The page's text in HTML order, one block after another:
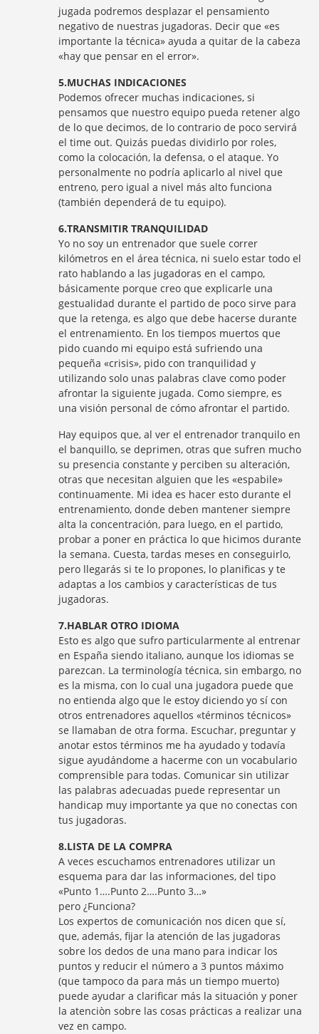
jugada podremos desplazar el pensamiento
negativo de nuestras jugadoras. Decir que «es
importante la técnica» ayuda a quitar de la cabeza
«hay que pensar en el error».
5.MUCHAS INDICACIONES
Podemos ofrecer muchas indicaciones, si
pensamos que nuestro equipo pueda retener algo
de lo que decimos, de lo contrario de poco servirá
el time out. Quizás puedas dividirlo por roles,
como la colocación, la defensa, o el ataque. Yo
personalmente no podría aplicarlo al nivel que
entreno, pero igual a nivel más alto funciona
(también dependerá de tu equipo).
6.TRANSMITIR TRANQUILIDAD
Yo no soy un entrenador que suele correr
kilómetros en el área técnica, ni suelo estar todo el
rato hablando a las jugadoras en el campo,
básicamente porque creo que explicarle una
gestualidad durante el partido de poco sirve para
que la retenga, es algo que debe hacerse durante
el entrenamiento. En los tiempos muertos que
pido cuando mi equipo está sufriendo una
pequeña «crisis», pido con tranquilidad y
utilizando solo unas palabras clave como poder
afrontar la siguiente jugada. Como siempre, es
una visión personal de cómo afrontar el partido.
Hay equipos que, al ver el entrenador tranquilo en
el banquillo, se deprimen, otras que sufren mucho
su presencia constante y perciben su alteración,
otras que necesitan alguien que les «espabile»
continuamente. Mi idea es hacer esto durante el
entrenamiento, donde deben mantener siempre
alta la concentración, para luego, en el partido,
probar a poner en práctica lo que hicimos durante
la semana. Cuesta, tardas meses en conseguirlo,
pero llegarás si te lo propones, lo planificas y te
adaptas a los cambios y características de tus
jugadoras.
7.HABLAR OTRO IDIOMA
Esto es algo que sufro particularmente al entrenar
en España siendo italiano, aunque los idiomas se
parezcan. La terminología técnica, sin embargo, no
es la misma, con lo cual una jugadora puede que
no entienda algo que le estoy diciendo yo sí con
otros entrenadores aquellos «términos técnicos»
se llamaban de otra forma. Escuchar, preguntar y
anotar estos términos me ha ayudado y todavía
sigue ayudándome a hacerme con un vocabulario
comprensible para todas. Comunicar sin utilizar
las palabras adecuadas puede representar un
handicap muy importante ya que no conectas con
tus jugadoras.
8.LISTA DE LA COMPRA
A veces escuchamos entrenadores utilizar un
esquema para dar las informaciones, del tipo
«Punto 1….Punto 2….Punto 3…»
pero ¿Funciona?
Los expertos de comunicación nos dicen que sí,
que, además, fijar la atención de las jugadoras
sobre los dedos de una mano para indicar los
puntos y reducir el número a 3 puntos máximo
(que tampoco da para más un tiempo muerto)
puede ayudar a clarificar más la situación y poner
la atenciòn sobre las cosas prácticas a realizar una
vez en campo.